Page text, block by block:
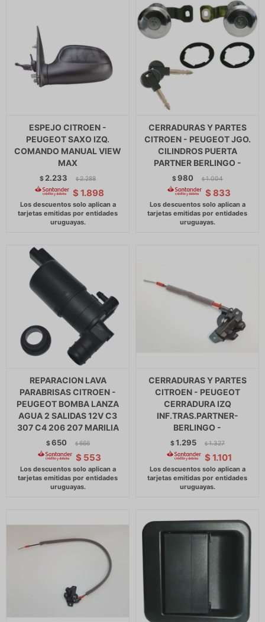
ESPEJO CITROEN -
PEUGEOT SAXO IZQ.
COMANDO MANUAL VIEW
MAX
$ 2.233 $ 2.288
$ 1.898
CERRADURAS Y PARTES
CITROEN - PEUGEOT JGO.
CILINDROS PUERTA
PARTNER BERLINGO -
$980 $ 1.004
$ 833
REPARACION LAVA
PARABRISAS CITROEN -
PEUGEOT BOMBA LANZA
AGUA 2 SALIDAS 12V C3
307 C4 206 207 MARILIA
$650 $ 666
$ 553
CERRADURAS Y PARTES
CITROEN - PEUGEOT
CERRADURA IZQ
INF.TRAS.PARTNER-
BERLINGO -
$1.295 $ 1.327
$ 1.101